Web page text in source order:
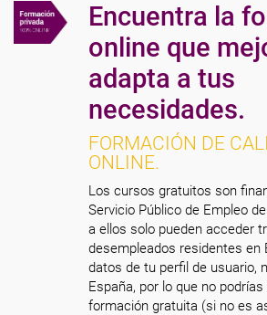
Encuentra la
online que
adapta a tus
necesidades.
FORMACIÓN DE
ONLINE.
Los cursos gratuitos son
Servicio Público de Empleo
a ellos solo pueden acceder
desempleados residentes en
datos de tu perfil de usuario,
España, por lo que no
formación gratuita (si no es